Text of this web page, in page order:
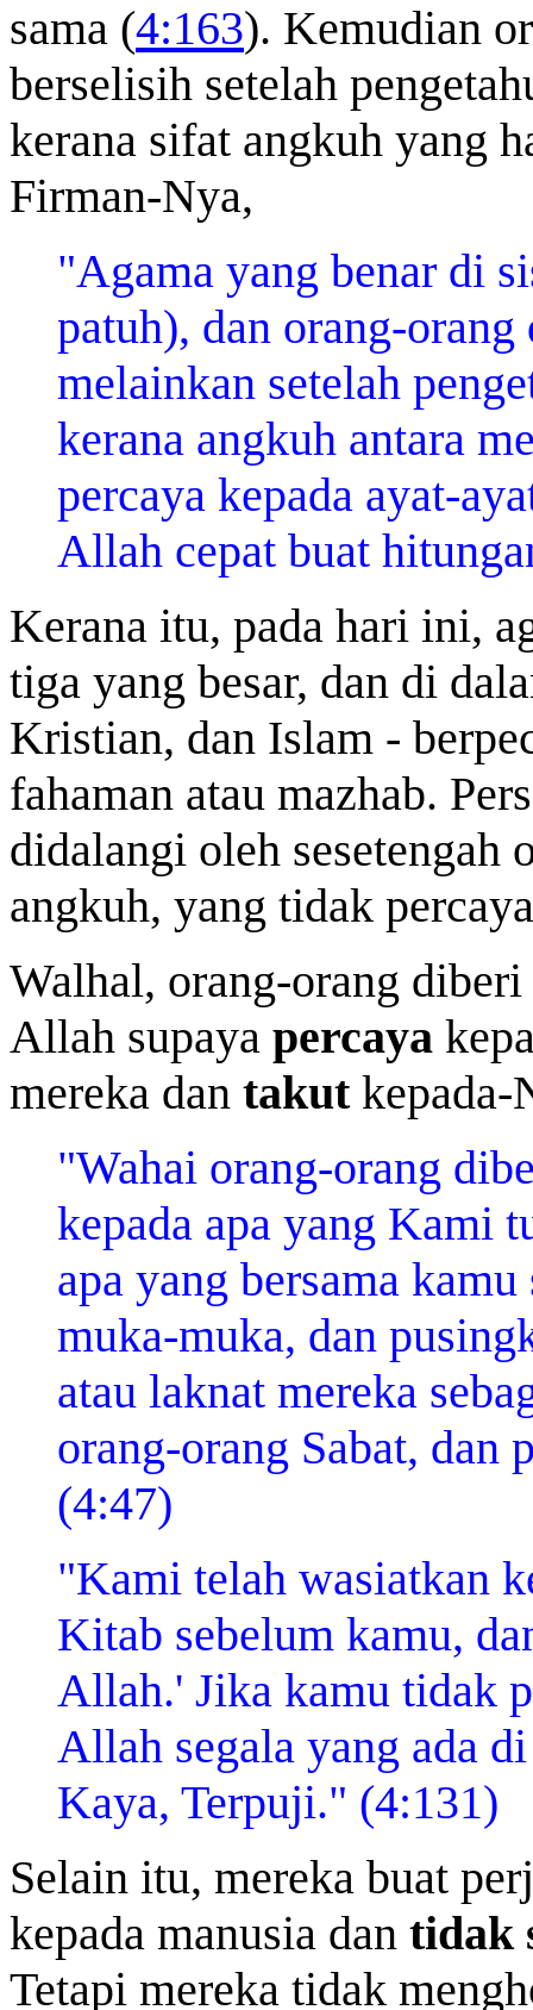
sama (4:163). Kemudian
berselisih setelah
kerana sifat angkuh yang
Firman-Nya,
"Agama yang benar di
patuh), dan orang-
melainkan setelah
kerana angkuh antara
percaya kepada ayat-
Allah cepat buat
Kerana itu, pada hari ini,
tiga yang besar, dan di
Kristian, dan Islam -
fahaman atau mazhab.
didalangi oleh
angkuh, yang tidak
Walhal, orang-orang
Allah supaya percaya
mereka dan takutkepada-
"Wahai orang-orang
kepada apa yang Kami
apa yang bersama
muka-muka, dan
atau laknat mereka
orang-orang Sabat, dan
(4:47)
"Kami telah wasiatkan
Kitab sebelum kamu,
Allah.' Jika kamu tidak
Allah segala yang ada
Kaya, Terpuji." (4:131)
Selain itu, mereka buat
kepada manusia dan tidak
Tetapi mereka tidak